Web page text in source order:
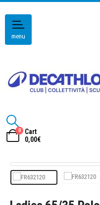
menu
0
Cart
0,00€